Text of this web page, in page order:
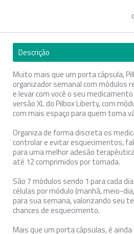
Descrição
Muito mais que um porta cápsula,
organizador semanal com módulos
e levar com você o seu
versão XL do Pilbox Liberty, com
com mais espaço para quem toma
Organiza de forma discreta os
controlar e evitar esquecimentos,
para uma melhor adesão
até 12 comprimidos por tomada.
São 7 módulos sendo 1 para cada
células por módulo (manhã, meio-
para sua semana, valorizando seu
chances de esquecimento.
Mais que um porta cápsulas, é